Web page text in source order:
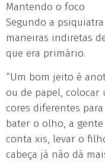
Mantendo o foco
Segundo a
maneiras indiretas
que era primário.
“Um bom jeito é
ou de papel, colocar
cores diferentes
bater o olho, a
conta xis, levar o
cabeça já não dá